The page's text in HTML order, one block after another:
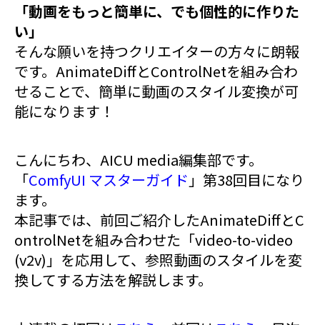
「動画をもっと簡単に、でも個性的に作りた
い」
そんな願いを持つクリエイターの方々に朗報
です。AnimateDiffとControlNetを組み合わ
せることで、簡単に動画のスタイル変換が可
能になります！
こんにちわ、AICU media編集部です。
「ComfyUI マスターガイド 」第38回目になり
ます。
本記事では、前回ご紹介したAnimateDiffとC
ontrolNetを組み合わせた「video-to-video
(v2v)」を応用して、参照動画のスタイルを変
換してする方法を解説します。